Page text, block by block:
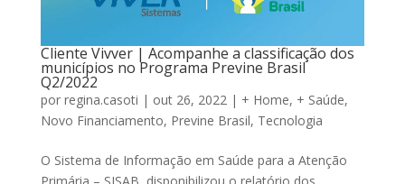
Cliente Vivver | Acompanhe a classificação dos
municípios no Programa Previne Brasil
Q2/2022
por regina.casoti | out 26, 2022 | + Home, + Saúde,
Novo Financiamento, Previne Brasil, Tecnologia
O Sistema de Informação em Saúde para a Atenção
Primária – SISAB, disponibilizou o relatório dos